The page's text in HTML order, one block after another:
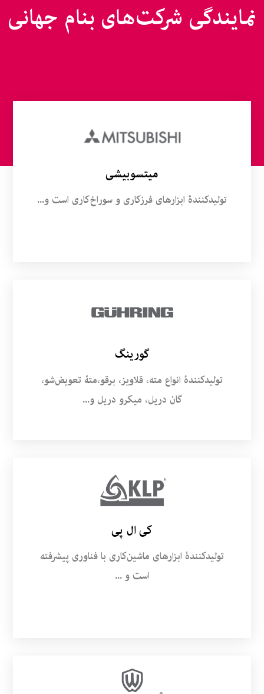
نمایندگی شرکت‌های بنام جهانی
میتسوبیشی
تولیدکنندۀ ابزارهای فرزکاری و سوراخ‌کاری است و...
گورینگ
تولیدکنندۀ انواع مته، قلاویز، برقو،متۀ تعویض‌شو،
گان دریل، میکرو دریل و...
کی ال پی
تولیدکنندۀ ابزارهای ماشین‌کاری با فناوری پیشرفته
است و ...